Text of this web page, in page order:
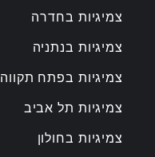
צמיגיות בחדרה
צמיגיות בנתניה
צמיגיות בפתח תקווה
צמיגיות תל אביב
צמיגיות בחולון